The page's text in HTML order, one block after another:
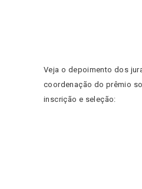
Veja o depoimento dos
coordenação do prêmio
inscrição e seleção: